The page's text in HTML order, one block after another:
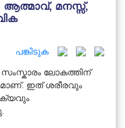
ആത്മാവ്, മനസ്സ്,
പങ്കിടുക
ലോകത്തിന്
ഇത് ശരീരവും